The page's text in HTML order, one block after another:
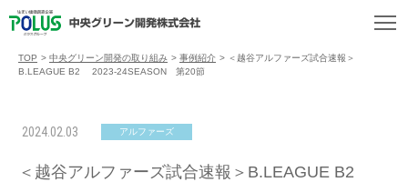
TOP > 中央グリーン開発の取り組み > 事例紹介 > ＜越谷アルファーズ試合速報＞
B.LEAGUE B2 2023-24SEASON 第20節
2024.02.03 アルファーズ
＜越谷アルファーズ試合速報＞B.LEAGUE B2